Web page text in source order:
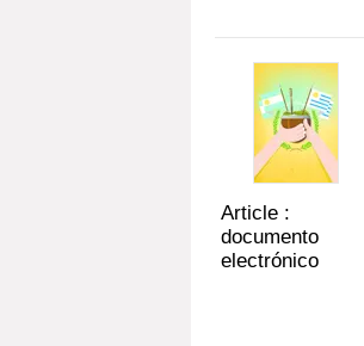
Article :
documento
electrónico